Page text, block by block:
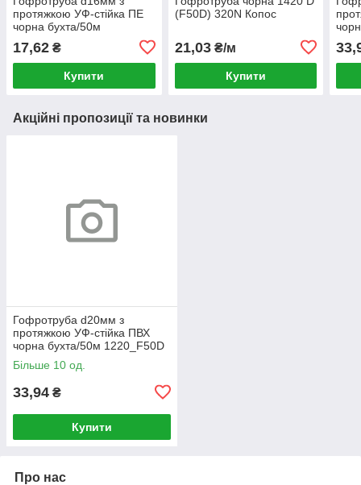
протяжкою УФ-стійка ПЕ
чорна бухта/50м
320N/5см Копос
17,62 ₴
Купити
(F50D) 320N Копос
21,03₴/м
Купити
Акційні пропозиції та новинки
Гофротруба d20мм з
протяжкою УФ-стійка ПВХ
чорна бухта/50м 1220_F50D
750N/5см Копос
Більше 10 од.
33,94 ₴
Купити
Про нас